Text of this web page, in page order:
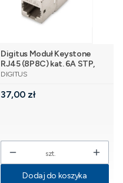
Digitus Moduł Keystone
RJ45 (8P8C) kat. 6A STP,
LSA, beznarzędziowy
PRODUCENT
DIGITUS
Cena
37,00 zł
szt.
Dodaj do koszyka